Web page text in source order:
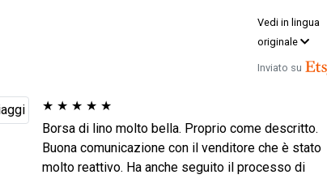
Vedi in lingua
originale
Inviato su
★ ★ ★ ★ ★
Borsa di lino molto bella. Proprio come descritto.
Buona comunicazione con il venditore che è stato
molto reattivo. Ha anche seguito il processo di